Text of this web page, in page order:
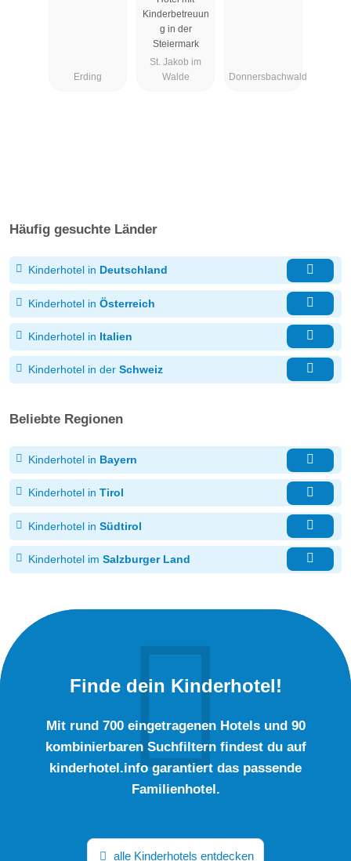
Erding
Kinderbetreuun
g in der
Steiermark
St. Jakob im
Walde
Donnersbachwald
Häufig gesuchte Länder
Kinderhotel in Deutschland
Kinderhotel in Österreich
Kinderhotel in Italien
Kinderhotel in der Schweiz
Beliebte Regionen
Kinderhotel in Bayern
Kinderhotel in Tirol
Kinderhotel in Südtirol
Kinderhotel im Salzburger Land
Finde dein Kinderhotel!
Mit rund 700 eingetragenen Hotels und 90
kombinierbaren Suchfiltern findest du auf
kinderhotel.info garantiert das passende
Familienhotel.
alle Kinderhotels entdecken